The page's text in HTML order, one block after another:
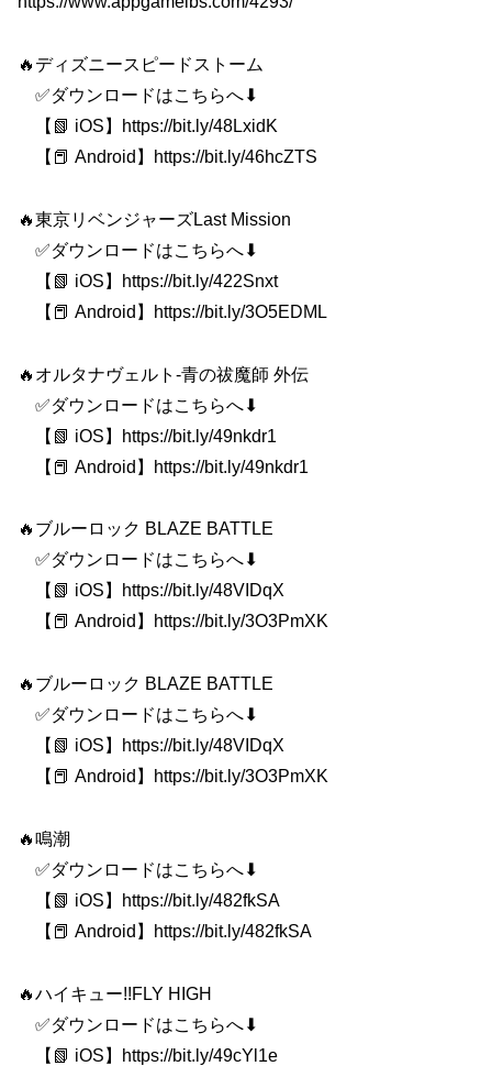
🔥ディズニースピードストーム
✅ダウンロードはこちらへ⬇
【📗 iOS】https://bit.ly/48LxidK
【📕 Android】https://bit.ly/46hcZTS
🔥東京リベンジャーズLast Mission
✅ダウンロードはこちらへ⬇
【📗 iOS】https://bit.ly/422Snxt
【📕 Android】https://bit.ly/3O5EDML
🔥オルタナヴェルト-青の祓魔師 外伝
✅ダウンロードはこちらへ⬇
【📗 iOS】https://bit.ly/49nkdr1
【📕 Android】https://bit.ly/49nkdr1
🔥ブルーロック BLAZE BATTLE
✅ダウンロードはこちらへ⬇
【📗 iOS】https://bit.ly/48VIDqX
【📕 Android】https://bit.ly/3O3PmXK
🔥ブルーロック BLAZE BATTLE
✅ダウンロードはこちらへ⬇
【📗 iOS】https://bit.ly/48VIDqX
【📕 Android】https://bit.ly/3O3PmXK
🔥鳴潮
✅ダウンロードはこちらへ⬇
【📗 iOS】https://bit.ly/482fkSA
【📕 Android】https://bit.ly/482fkSA
🔥ハイキュー!!FLY HIGH
✅ダウンロードはこちらへ⬇
【📗 iOS】https://bit.ly/49cYl1e